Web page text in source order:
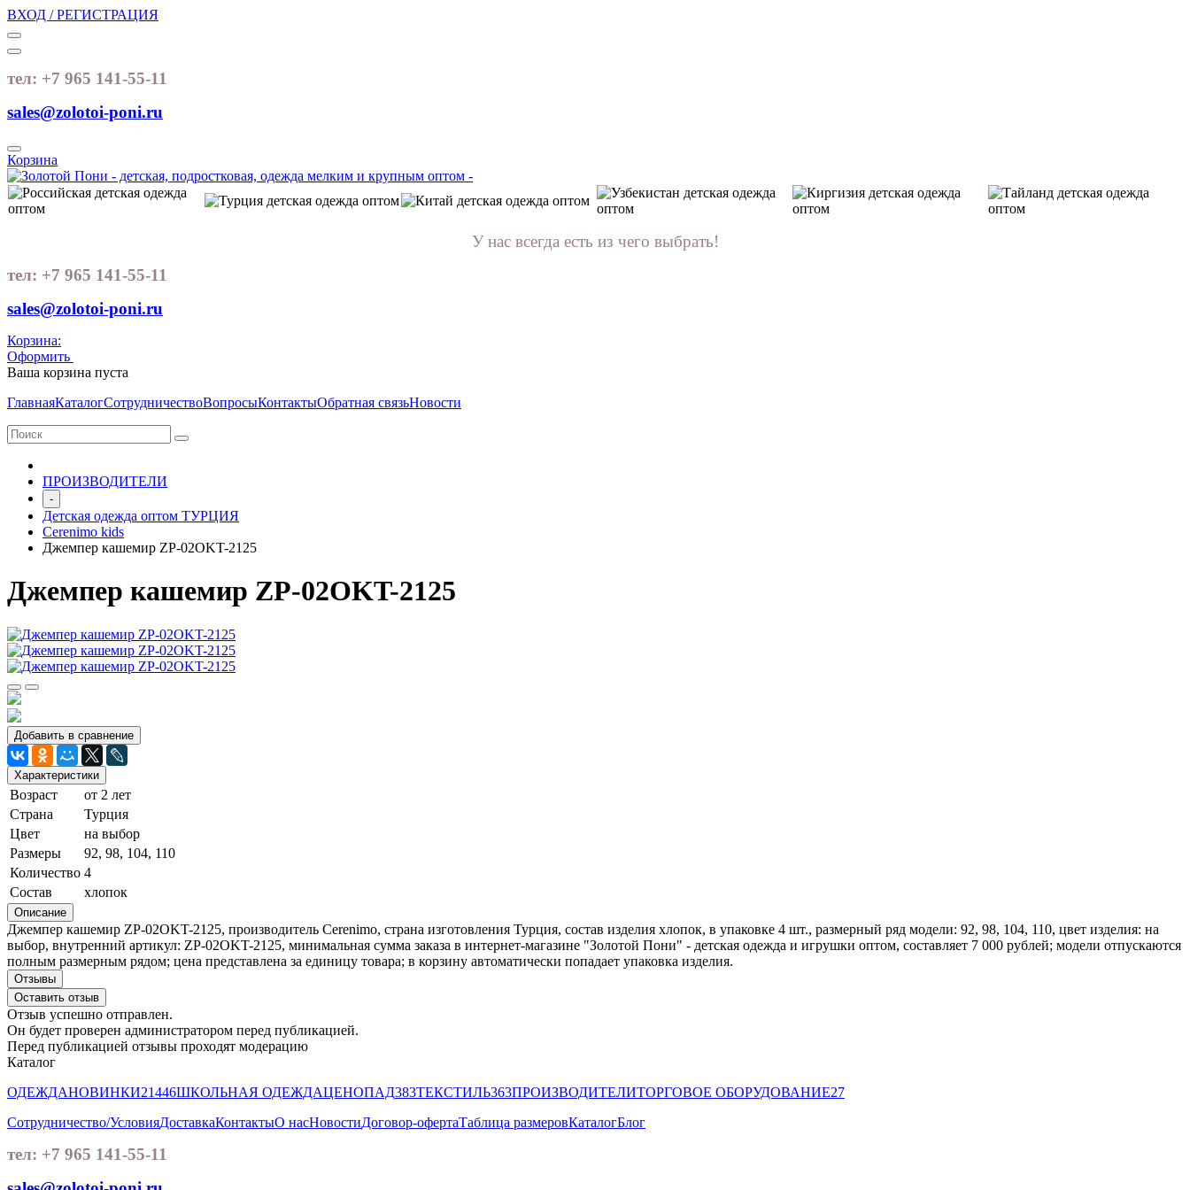
ВХОД / РЕГИСТРАЦИЯ
тел: +7 965 141-55-11
sales@zolotoi-poni.ru
Корзина
У нас всегда есть из чего выбрать!
тел: +7 965 141-55-11
sales@zolotoi-poni.ru
Корзина:
Оформить
Ваша корзина пуста
ГлавнаяКаталогСотрудничествоВопросыКонтактыОбратная связьНовости
ПРОИЗВОДИТЕЛИ
-
Детская одежда оптом ТУРЦИЯ
Cerenimo kids
Джемпер кашемир ZP-02OKT-2125
Джемпер кашемир ZP-02OKT-2125
Добавить в сравнение
Характеристики
Возраст
от 2 лет
Страна
Турция
Цвет
на выбор
Размеры
92, 98, 104, 110
Количество 4
Состав
хлопок
Описание
Джемпер кашемир ZP-02OKT-2125, производитель Cerenimo, страна изготовления Турция, состав изделия хлопок, в упаковке 4 шт., размерный ряд модели: 92, 98, 104, 110, цвет изделия: на
выбор, внутренний артикул: ZP-02OKT-2125, минимальная сумма заказа в интернет-магазине "Золотой Пони" - детская одежда и игрушки оптом, составляет 7 000 рублей; модели отпускаются
полным размерным рядом; цена представлена за единицу товара; в корзину автоматически попадает упаковка изделия.
Отзывы
Оставить отзыв
Отзыв успешно отправлен.
Он будет проверен администратором перед публикацией.
Перед публикацией отзывы проходят модерацию
Каталог
ОДЕЖДАНОВИНКИ21446ШКОЛЬНАЯ ОДЕЖДАЦЕНОПАД383ТЕКСТИЛЬ363ПРОИЗВОДИТЕЛИТОРГОВОЕ ОБОРУДОВАНИЕ27
Сотрудничество/УсловияДоставкаКонтактыО насНовостиДоговор-офертаТаблица размеровКаталогБлог
тел: +7 965 141-55-11